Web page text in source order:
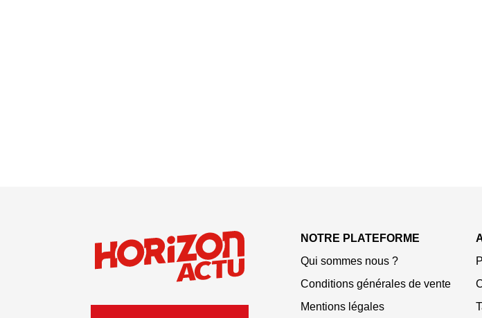
NOTRE PLATEFORME
Qui sommes nous ?
Conditions générales de vente
Mentions légales